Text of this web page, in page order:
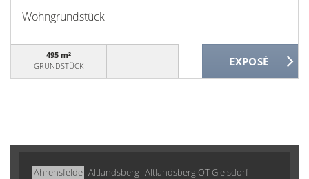
Wohngrundstück
495 m²
GRUNDSTÜCK
Ahrensfelde Altlandsberg Altlandsberg OT Gielsdorf